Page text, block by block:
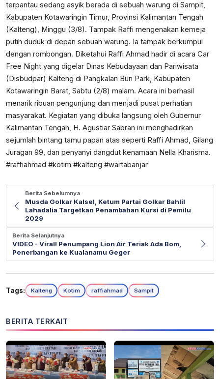
terpantau sedang asyik berada di sebuah warung di Sampit,
Kabupaten Kotawaringin Timur, Provinsi Kalimantan Tengah
(Kalteng), Minggu (3/8). Tampak Raffi mengenakan kemeja
putih duduk di depan sebuah warung. Ia tampak berkumpul
dengan rombongan. Diketahui Raffi Ahmad hadir di acara Car
Free Night yang digelar Dinas Kebudayaan dan Pariwisata
(Disbudpar) Kalteng di Pangkalan Bun Park, Kabupaten
Kotawaringin Barat, Sabtu (2/8) malam. Acara ini berhasil
menarik ribuan pengunjung dan menjadi pusat perhatian
masyarakat. Kegiatan yang dibuka langsung oleh Gubernur
Kalimantan Tengah, H. Agustiar Sabran ini menghadirkan
sejumlah bintang tamu papan atas seperti Raffi Ahmad, Gilang
Juragan 99, dan penyanyi dangdut kenamaan Nella Kharisma.
#raffiahmad #kotim #kalteng #wartabanjar
Berita Sebelumnya
Musda Golkar Kalsel, Ketum Partai Golkar Bahlil
Lahadalia Targetkan Penambahan Kursi di Pemilu
2029
Berita Selanjutnya
VIDEO - Viral! Penumpang Lion Air Teriak Ada Bom,
Penerbangan ke Kualanamu Geger
Tags: Kalteng Kotim raffiahmad Sampit
BERITA TERKAIT